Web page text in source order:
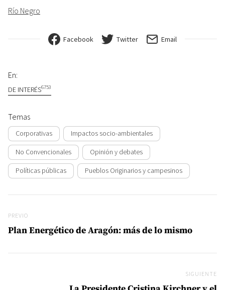
Río Negro
Facebook Twitter Email
En:
DE INTERÉS6753
Temas
Corporativas Impactos socio-ambientales
No Convencionales Opinión y debates
Políticas públicas Pueblos Originarios y campesinos
Previo
PREVIO
Plan Energético de Aragón: más de lo mismo
SIGUIENTE